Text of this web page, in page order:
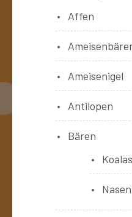
Affen
Ameisenigel
Antilopen
Bären
Koalas